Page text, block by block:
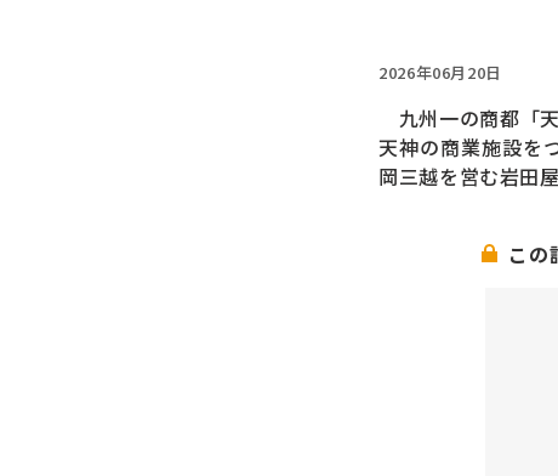
2026年06月20日
九州一の商都「
天神の商業施設を
岡三越を営む岩田
この